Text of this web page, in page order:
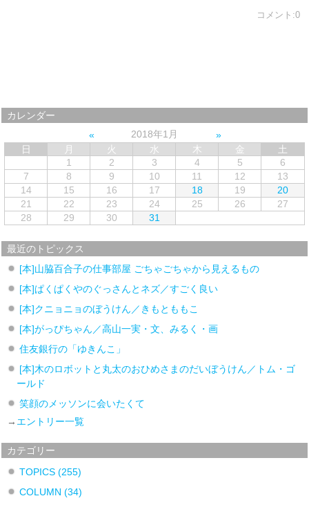
コメント:0
カレンダー
2018年1月
日
月 火 水 木 金
土
1
2 3 4 5
6
7
8 9 10 11 12
13
14
15 16 17 18 19
20
21
22 23 24 25 26
27
28
29 30 31
最近のトピックス
[本]山脇百合子の仕事部屋 ごちゃごちゃから見えるもの
[本]ぱくぱくやのぐっさんとネズ／すごく良い
[本]クニョニョのぼうけん／きもとももこ
[本]がっぴちゃん／高山一実・文、みるく・画
住友銀行の「ゆきんこ」
[本]木のロボットと丸太のおひめさまのだいぼうけん／トム・ゴ
ールド
笑顔のメッソンに会いたくて
→ エントリー一覧
カテゴリー
TOPICS(255)
COLUMN(34)